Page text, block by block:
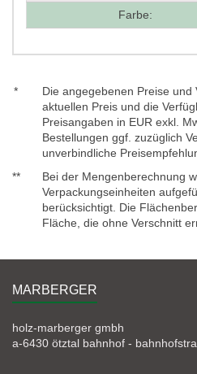
Farbe:
*
Die angegebenen Preise
aktuellen Preis und die
Preisangaben in EUR exkl.
Bestellungen ggf. zuzüglich
unverbindliche
**
Bei der Mengenberechnung
Verpackungseinheiten
berücksichtigt. Die
Fläche, die ohne Verschnitt
MARBERGER
holz-marberger gmbh
a-6430 ötztal bahnhof -